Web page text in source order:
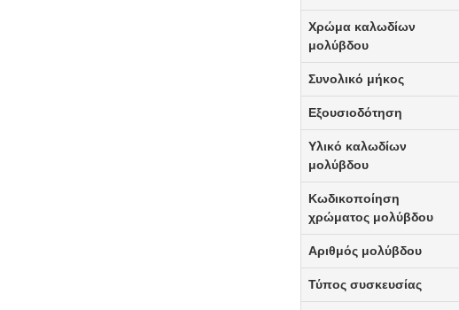
Χρώμα καλωδίων
μολύβδου
Συνολικό μήκος
Εξουσιοδότηση
Υλικό καλωδίων
μολύβδου
Κωδικοποίηση
χρώματος μολύβδου
Αριθμός μολύβδου
Τύπος συσκευσίας